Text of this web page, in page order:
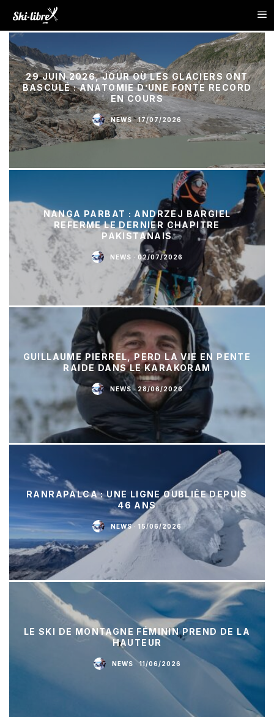
29 JUIN 2026, JOUR OÙ LES GLACIERS ONT
BASCULÉ : ANATOMIE D’UNE FONTE RECORD
EN COURS
NEWS · 17/07/2026
NANGA PARBAT : ANDRZEJ BARGIEL
REFERME LE DERNIER CHAPITRE
PAKISTANAIS
NEWS · 02/07/2026
GUILLAUME PIERREL, PERD LA VIE EN PENTE
RAIDE DANS LE KARAKORAM
NEWS · 28/06/2026
RANRAPALCA : UNE LIGNE OUBLIÉE DEPUIS
46 ANS
NEWS · 15/06/2026
LE SKI DE MONTAGNE FÉMININ PREND DE LA
HAUTEUR
NEWS · 11/06/2026